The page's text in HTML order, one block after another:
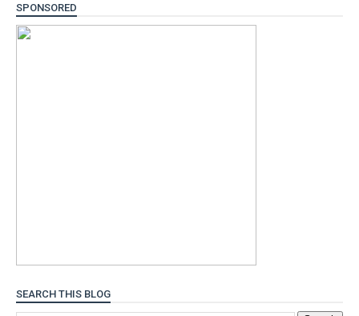
SPONSORED
SEARCH THIS BLOG